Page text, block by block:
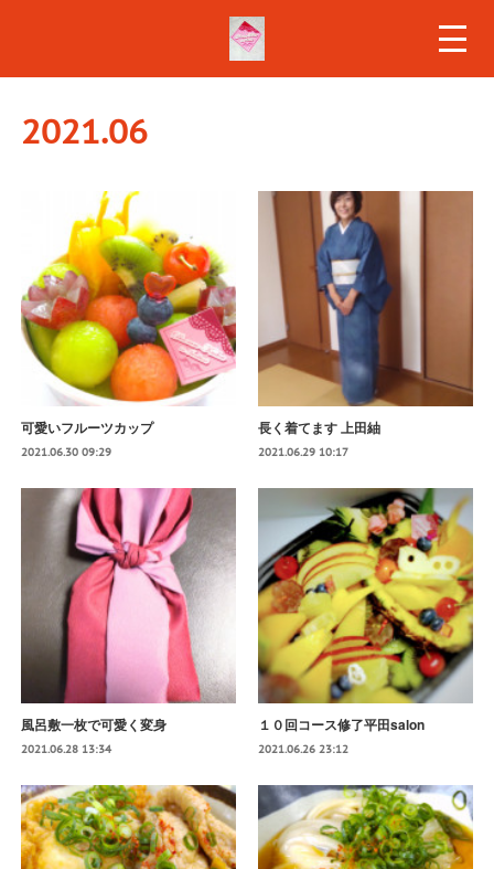
2021.06
可愛いフルーツカップ
2021.06.30 09:29
長く着てます 上田紬
2021.06.29 10:17
風呂敷一枚で可愛く変身
2021.06.28 13:34
１０回コース修了平田salon
2021.06.26 23:12